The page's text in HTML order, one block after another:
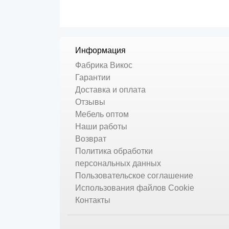
Информация
Фабрика Викос
Гарантии
Доставка и оплата
Отзывы
Мебель оптом
Наши работы
Возврат
Политика обработки
персональных данных
Пользовательское соглашение
Использования файлов Cookie
Контакты